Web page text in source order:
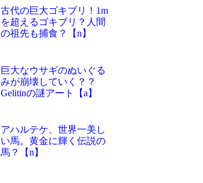
古代の巨大ゴキブリ！1m
を超えるゴキブリ？人間
の祖先も捕食？【n】
巨大なウサギのぬいぐる
みが崩壊していく？？
Gelitinの謎アート【a】
アハルテケ、世界一美し
い馬。黄金に輝く伝説の
馬？【n】